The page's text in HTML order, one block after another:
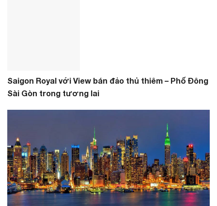
Saigon Royal với View bán đảo thủ thiêm – Phố Đông
Sài Gòn trong tương lai